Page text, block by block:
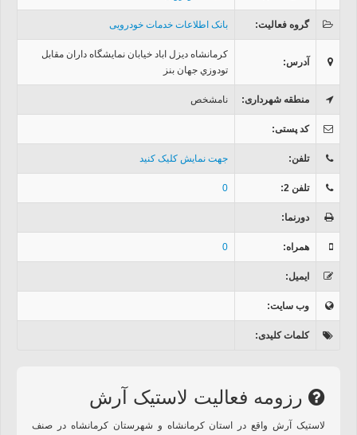
گروه فعالیت: بانک اطلاعات خدمات خودرویی
آدرس:
کرمانشاه ديزل اباد خیابان نمايشگاه داران مقابل
تودوزي جهان بنز
منطقه شهرداری: نامشخص
کد پستی:
تلفن: جهت نمایش کلیک کنید
تلفن 2 :
0
دورنما:
همراه:
0
ایمیل:
وب سایت:
کلمات کلیدی:
رزومه فعالیت لاستيک آرش
لاستيک آرش واقع در استان کرمانشاه و شهرستان کرمانشاه در صنف